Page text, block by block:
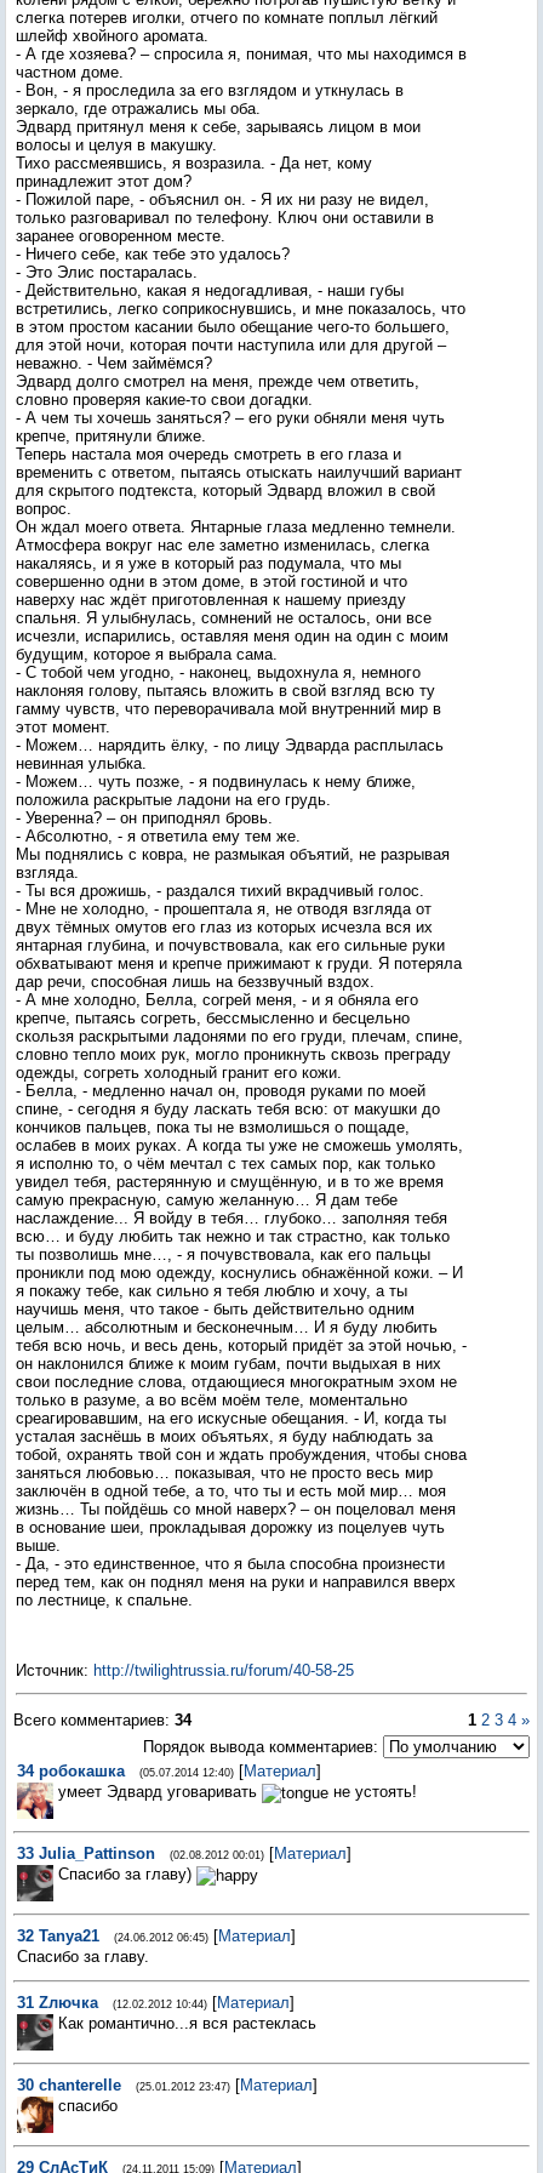
слегка потерев иголки, отчего по комнате поплыл лёгкий
шлейф хвойного аромата.
- А где хозяева? – спросила я, понимая, что мы находимся в
частном доме.
- Вон, - я проследила за его взглядом и уткнулась в
зеркало, где отражались мы оба.
Эдвард притянул меня к себе, зарываясь лицом в мои
волосы и целуя в макушку.
Тихо рассмеявшись, я возразила. - Да нет, кому
принадлежит этот дом?
- Пожилой паре, - объяснил он. - Я их ни разу не видел,
только разговаривал по телефону. Ключ они оставили в
заранее оговоренном месте.
- Ничего себе, как тебе это удалось?
- Это Элис постаралась.
- Действительно, какая я недогадливая, - наши губы
встретились, легко соприкоснувшись, и мне показалось, что
в этом простом касании было обещание чего-то большего,
для этой ночи, которая почти наступила или для другой –
неважно. - Чем займёмся?
Эдвард долго смотрел на меня, прежде чем ответить,
словно проверяя какие-то свои догадки.
- А чем ты хочешь заняться? – его руки обняли меня чуть
крепче, притянули ближе.
Теперь настала моя очередь смотреть в его глаза и
временить с ответом, пытаясь отыскать наилучший вариант
для скрытого подтекста, который Эдвард вложил в свой
вопрос.
Он ждал моего ответа. Янтарные глаза медленно темнели.
Атмосфера вокруг нас еле заметно изменилась, слегка
накаляясь, и я уже в который раз подумала, что мы
совершенно одни в этом доме, в этой гостиной и что
наверху нас ждёт приготовленная к нашему приезду
спальня. Я улыбнулась, сомнений не осталось, они все
исчезли, испарились, оставляя меня один на один с моим
будущим, которое я выбрала сама.
- С тобой чем угодно, - наконец, выдохнула я, немного
наклоняя голову, пытаясь вложить в свой взгляд всю ту
гамму чувств, что переворачивала мой внутренний мир в
этот момент.
- Можем… нарядить ёлку, - по лицу Эдварда расплылась
невинная улыбка.
- Можем… чуть позже, - я подвинулась к нему ближе,
положила раскрытые ладони на его грудь.
- Уверенна? – он приподнял бровь.
- Абсолютно, - я ответила ему тем же.
Мы поднялись с ковра, не размыкая объятий, не разрывая
взгляда.
- Ты вся дрожишь, - раздался тихий вкрадчивый голос.
- Мне не холодно, - прошептала я, не отводя взгляда от
двух тёмных омутов его глаз из которых исчезла вся их
янтарная глубина, и почувствовала, как его сильные руки
обхватывают меня и крепче прижимают к груди. Я потеряла
дар речи, способная лишь на беззвучный вздох.
- А мне холодно, Белла, согрей меня, - и я обняла его
крепче, пытаясь согреть, бессмысленно и бесцельно
скользя раскрытыми ладонями по его груди, плечам, спине,
словно тепло моих рук, могло проникнуть сквозь преграду
одежды, согреть холодный гранит его кожи.
- Белла, - медленно начал он, проводя руками по моей
спине, - сегодня я буду ласкать тебя всю: от макушки до
кончиков пальцев, пока ты не взмолишься о пощаде,
ослабев в моих руках. А когда ты уже не сможешь умолять,
я исполню то, о чём мечтал с тех самых пор, как только
увидел тебя, растерянную и смущённую, и в то же время
самую прекрасную, самую желанную… Я дам тебе
наслаждение... Я войду в тебя… глубоко… заполняя тебя
всю… и буду любить так нежно и так страстно, как только
ты позволишь мне…, - я почувствовала, как его пальцы
проникли под мою одежду, коснулись обнажённой кожи. – И
я покажу тебе, как сильно я тебя люблю и хочу, а ты
научишь меня, что такое - быть действительно одним
целым… абсолютным и бесконечным… И я буду любить
тебя всю ночь, и весь день, который придёт за этой ночью, -
он наклонился ближе к моим губам, почти выдыхая в них
свои последние слова, отдающиеся многократным эхом не
только в разуме, а во всём моём теле, моментально
среагировавшим, на его искусные обещания. - И, когда ты
усталая заснёшь в моих объятьях, я буду наблюдать за
тобой, охранять твой сон и ждать пробуждения, чтобы снова
заняться любовью… показывая, что не просто весь мир
заключён в одной тебе, а то, что ты и есть мой мир… моя
жизнь… Ты пойдёшь со мной наверх? – он поцеловал меня
в основание шеи, прокладывая дорожку из поцелуев чуть
выше.
- Да, - это единственное, что я была способна произнести
перед тем, как он поднял меня на руки и направился вверх
по лестнице, к спальне.
Источник: http://twilightrussia.ru/forum/40-58-25
Всего комментариев: 34 1 2 3 4 »
Порядок вывода комментариев:
34 робокашка (05.07.2014 12:40) [Материал]
умеет Эдвард уговаривать
не устоять!
33 Julia_Pattinson (02.08.2012 00:01) [Материал]
Спасибо за главу)
32 Tanya21 (24.06.2012 06:45) [Материал]
Спасибо за главу.
31 Zлючка (12.02.2012 10:44) [Материал]
Как романтично...я вся растеклась
30 chanterelle (25.01.2012 23:47) [Материал]
спасибо
29 СлАсТиК (24.11.2011 15:09) [Материал]